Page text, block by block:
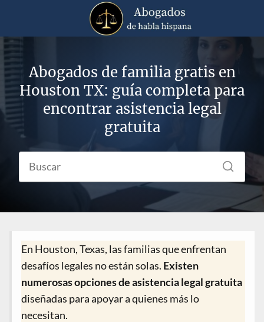
Abogados de familia gratis en
Houston TX: guía completa para
encontrar asistencia legal
gratuita
En Houston, Texas, las familias que enfrentan
desafíos legales no están solas. Existen
numerosas opciones de asistencia legal gratuita
diseñadas para apoyar a quienes más lo
necesitan.